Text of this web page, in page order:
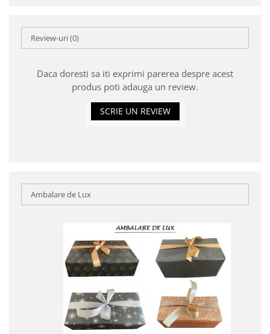
Review-uri(0)
Daca doresti sa iti exprimi parerea despre acest
produs poti adauga un review.
SCRIE UN REVIEW
Ambalare de Lux